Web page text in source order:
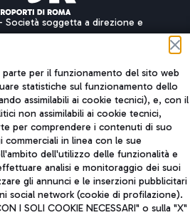
Società soggetta a direzione e
S.p.A.
int. vers.
Racchetti 1 - 00054 Fiumicino (RM)
Note legali
Accessibilità
Roma FCO
stellato
parte per il funzionamento del sito web
statistiche sul funzionamento dello
assimilabili ai cookie tecnici), e, con il
non assimilabili ai cookie tecnici,
per comprendere i contenuti di suo
commerciali in linea con le sue
dell'utilizzo delle funzionalità e
analisi e monitoraggio dei suoi
gli annunci e le inserzioni pubblicitari
social network (cookie di profilazione).
I SOLI COOKIE NECESSARI" o sulla "X"